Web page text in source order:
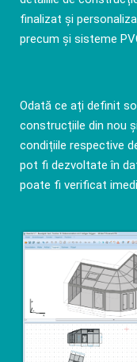
finalizat și
precum și sisteme
Odată ce ați definit
construcțiile din nou
condițiile respective
pot fi dezvoltate în
poate fi verificat